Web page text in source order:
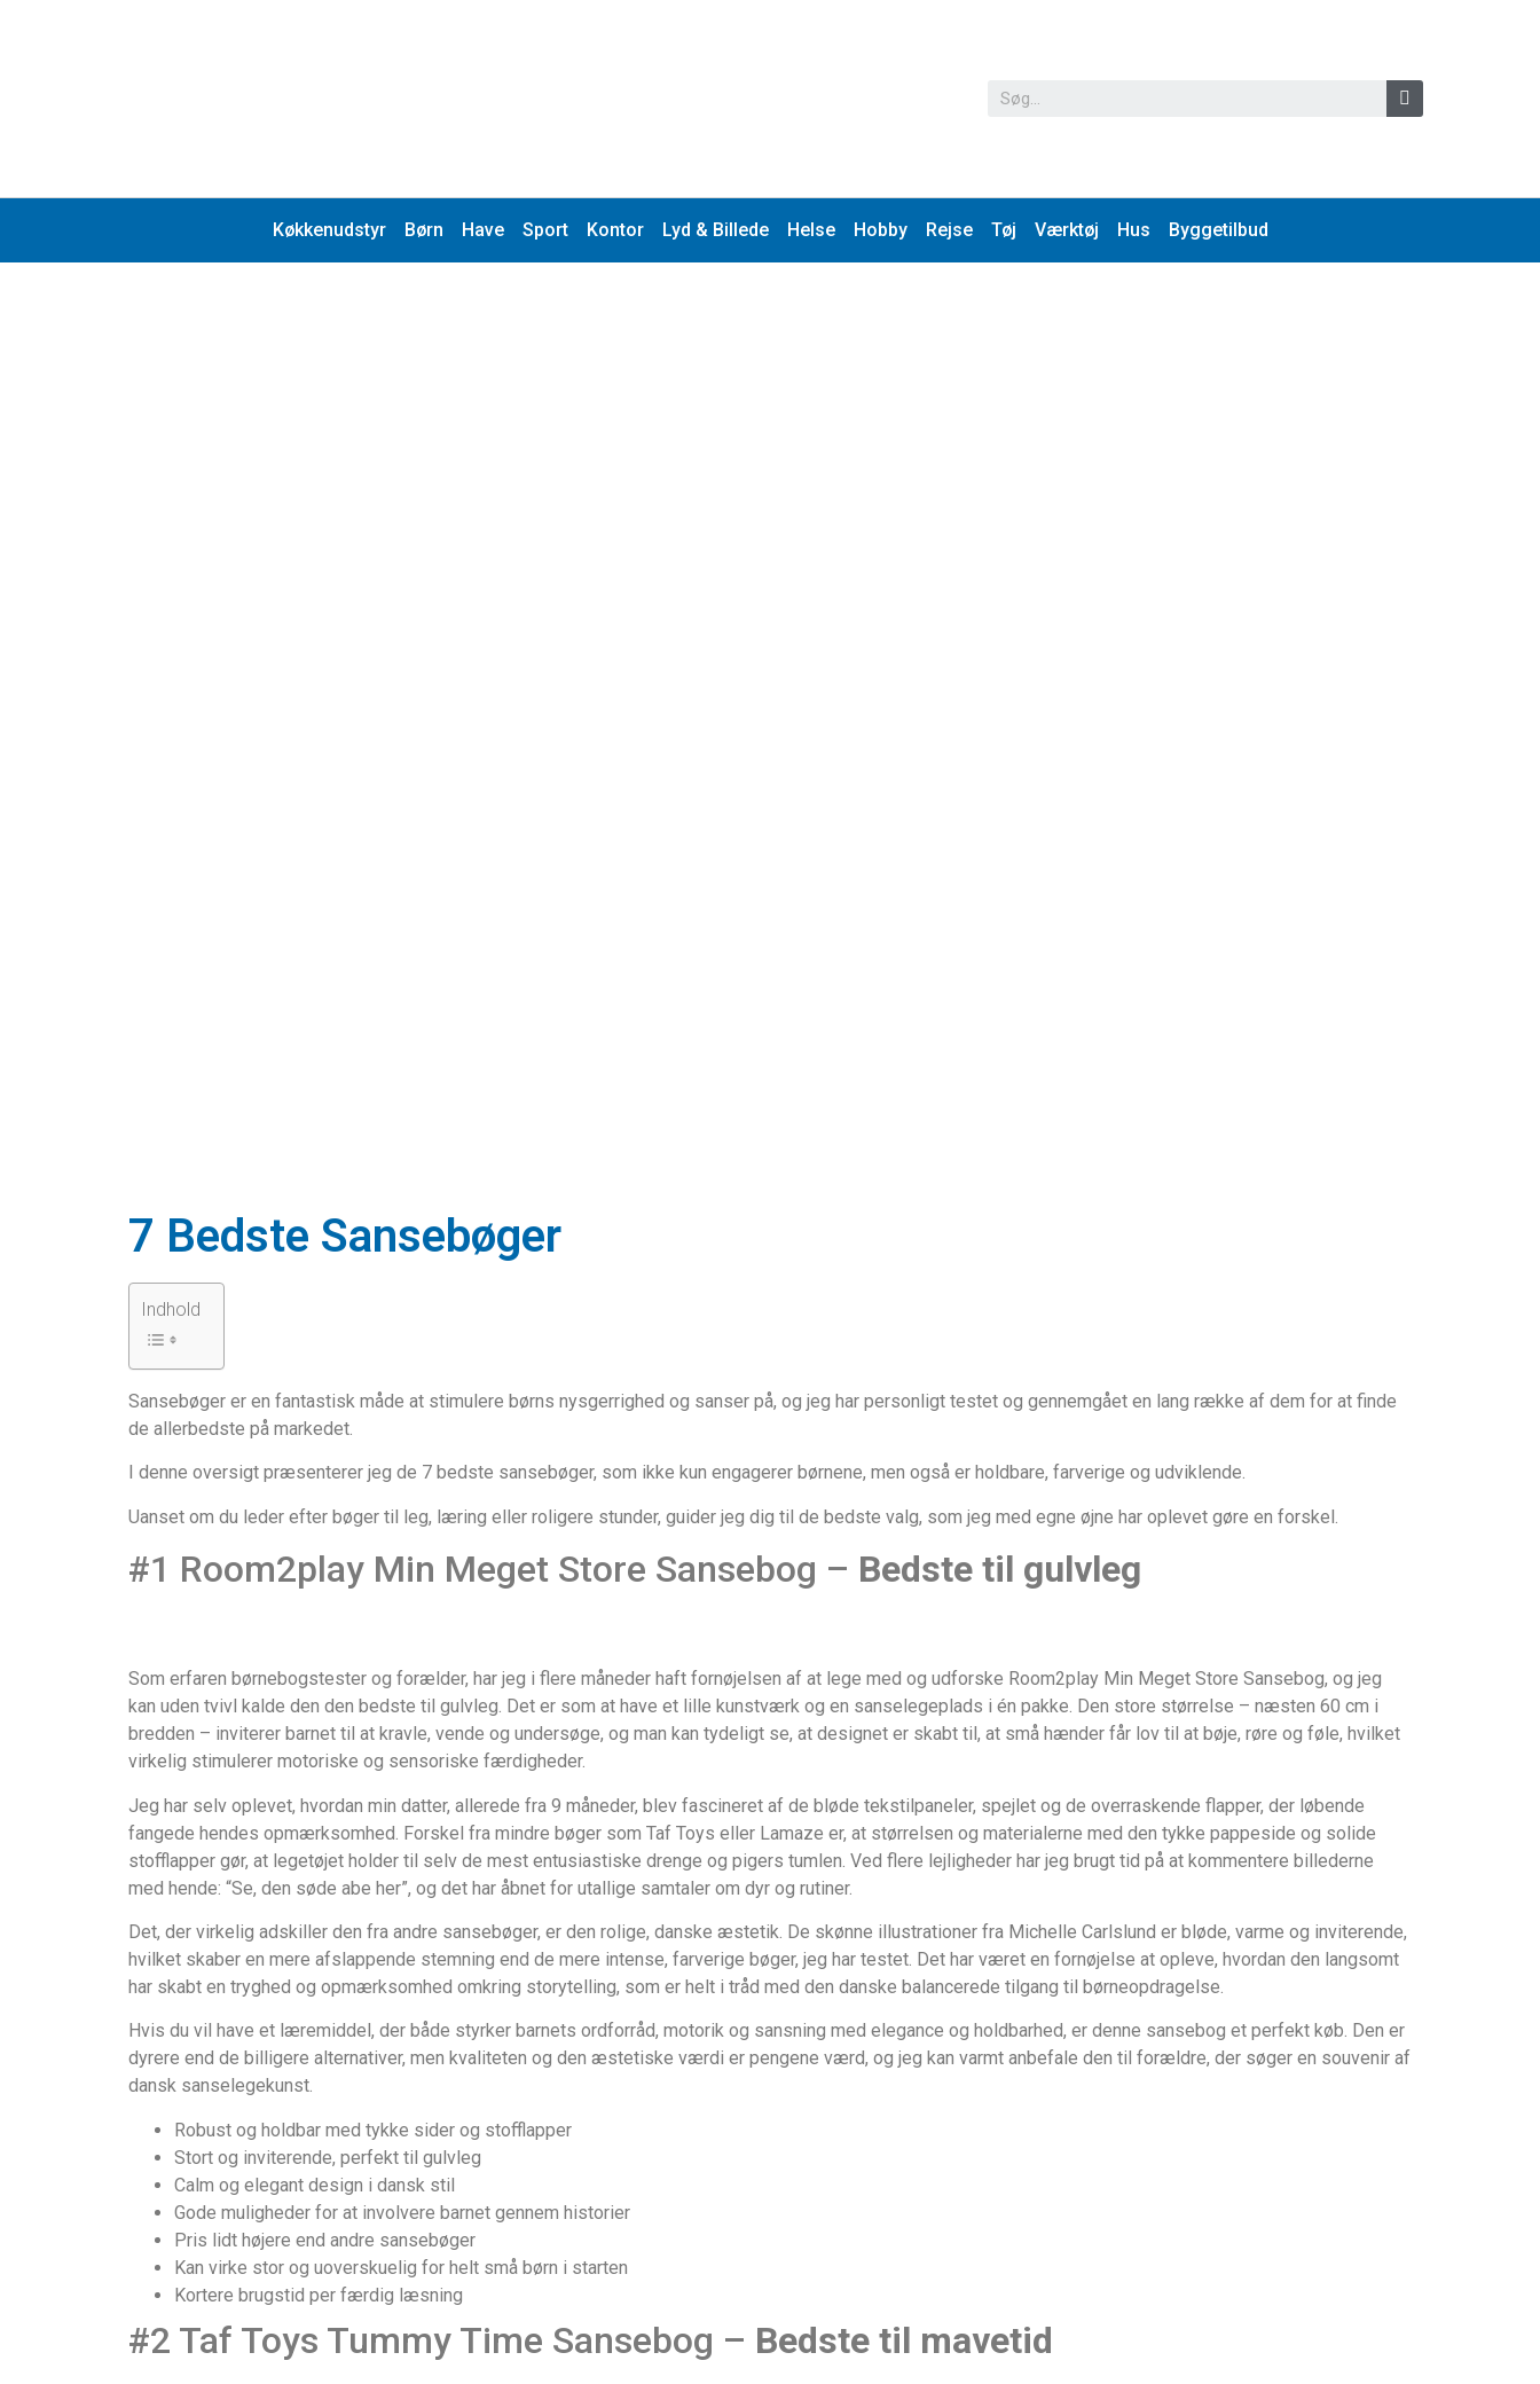
Køkkenudstyr Børn Have Sport Kontor Lyd & Billede Helse Hobby Rejse Tøj Værktøj Hus Byggetilbud
7 Bedste Sansebøger
Indhold
Sansebøger er en fantastisk måde at stimulere børns nysgerrighed og sanser på, og jeg har personligt testet og gennemgået en lang række af dem for at finde
de allerbedste på markedet.
I denne oversigt præsenterer jeg de 7 bedste sansebøger, som ikke kun engagerer børnene, men også er holdbare, farverige og udviklende.
Uanset om du leder efter bøger til leg, læring eller roligere stunder, guider jeg dig til de bedste valg, som jeg med egne øjne har oplevet gøre en forskel.
#1 Room2play Min Meget Store Sansebog – Bedste til gulvleg
Som erfaren børnebogstester og forælder, har jeg i flere måneder haft fornøjelsen af at lege med og udforske Room2play Min Meget Store Sansebog, og jeg
kan uden tvivl kalde den den bedste til gulvleg. Det er som at have et lille kunstværk og en sanselegeplads i én pakke. Den store størrelse – næsten 60 cm i
bredden – inviterer barnet til at kravle, vende og undersøge, og man kan tydeligt se, at designet er skabt til, at små hænder får lov til at bøje, røre og føle, hvilket
virkelig stimulerer motoriske og sensoriske færdigheder.
Jeg har selv oplevet, hvordan min datter, allerede fra 9 måneder, blev fascineret af de bløde tekstilpaneler, spejlet og de overraskende flapper, der løbende
fangede hendes opmærksomhed. Forskel fra mindre bøger som Taf Toys eller Lamaze er, at størrelsen og materialerne med den tykke pappeside og solide
stofflapper gør, at legetøjet holder til selv de mest entusiastiske drenge og pigers tumlen. Ved flere lejligheder har jeg brugt tid på at kommentere billederne
med hende: “Se, den søde abe her”, og det har åbnet for utallige samtaler om dyr og rutiner.
Det, der virkelig adskiller den fra andre sansebøger, er den rolige, danske æstetik. De skønne illustrationer fra Michelle Carlslund er bløde, varme og inviterende,
hvilket skaber en mere afslappende stemning end de mere intense, farverige bøger, jeg har testet. Det har været en fornøjelse at opleve, hvordan den langsomt
har skabt en tryghed og opmærksomhed omkring storytelling, som er helt i tråd med den danske balancerede tilgang til børneopdragelse.
Hvis du vil have et læremiddel, der både styrker barnets ordforråd, motorik og sansning med elegance og holdbarhed, er denne sansebog et perfekt køb. Den er
dyrere end de billigere alternativer, men kvaliteten og den æstetiske værdi er pengene værd, og jeg kan varmt anbefale den til forældre, der søger en souvenir af
dansk sanselegekunst.
Robust og holdbar med tykke sider og stofflapper
Stort og inviterende, perfekt til gulvleg
Calm og elegant design i dansk stil
Gode muligheder for at involvere barnet gennem historier
Pris lidt højere end andre sansebøger
Kan virke stor og uoverskuelig for helt små børn i starten
Kortere brugstid per færdig læsning
#2 Taf Toys Tummy Time Sansebog – Bedste til mavetid